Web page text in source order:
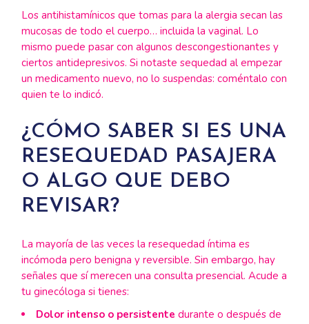
Los antihistamínicos que tomas para la alergia secan las
mucosas de todo el cuerpo… incluida la vaginal. Lo
mismo puede pasar con algunos descongestionantes y
ciertos antidepresivos. Si notaste sequedad al empezar
un medicamento nuevo, no lo suspendas: coméntalo con
quien te lo indicó.
¿CÓMO SABER SI ES UNA
RESEQUEDAD PASAJERA
O ALGO QUE DEBO
REVISAR?
La mayoría de las veces la resequedad íntima es
incómoda pero benigna y reversible. Sin embargo, hay
señales que sí merecen una consulta presencial. Acude a
tu ginecóloga si tienes:
Dolor intenso o persistente durante o después de